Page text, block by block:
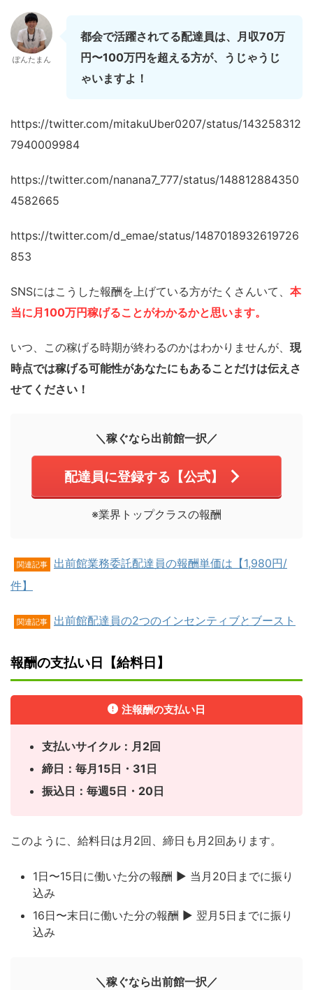
ぽんたまん
都会で活躍されてる配達員は、月収70万
円〜100万円を超える方が、うじゃうじ
ゃいますよ！
https://twitter.com/mitakuUber0207/status/143258312
7940009984
https://twitter.com/nanana7_777/status/148812884350
4582665
https://twitter.com/d_emae/status/1487018932619726
853
SNSにはこうした報酬を上げている方がたくさんいて、 本
当に月100万円稼げることがわかるかと思います。
いつ、この稼げる時期が終わるのかはわかりませんが、 現
時点では稼げる可能性があなたにもあることだけは伝えさ
せてください！
＼稼ぐなら出前館一択／
配達員に登録する【公式】
※業界トップクラスの報酬
関連記事
出前館業務委託配達員の報酬単価は【1,980円/
件】
関連記事 出前館配達員の2つのインセンティブとブースト
報酬の支払い日【給料日】
注報酬の支払い日
支払いサイクル：月2回
締日：毎月15日・31日
振込日：毎週5日・20日
このように、給料日は月2回、締日も月2回あります。
1日〜15日に働いた分の報酬 ▶︎ 当月20日までに振り
込み
16日〜末日に働いた分の報酬 ▶︎ 翌月5日までに振り
込み
＼稼ぐなら出前館一択／